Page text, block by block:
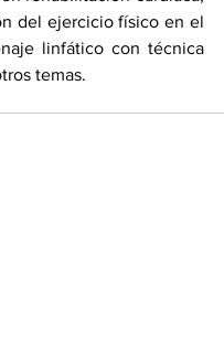
del ejercicio físico en el
linfático con técnica
temas.